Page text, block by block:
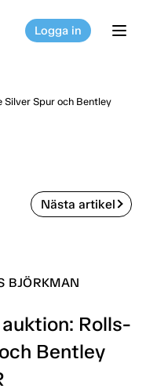
Logga in
Silver Spur och Bentley
Nästa artikel
BJÖRKMAN
Rolls-
Bentley